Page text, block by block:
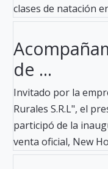
clases de natación
de ...
Invitado por la
Rurales S.R.L", el
participó de la
venta oficial, New